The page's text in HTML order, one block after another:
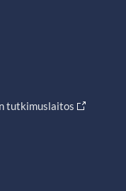
tutkimuslaitos